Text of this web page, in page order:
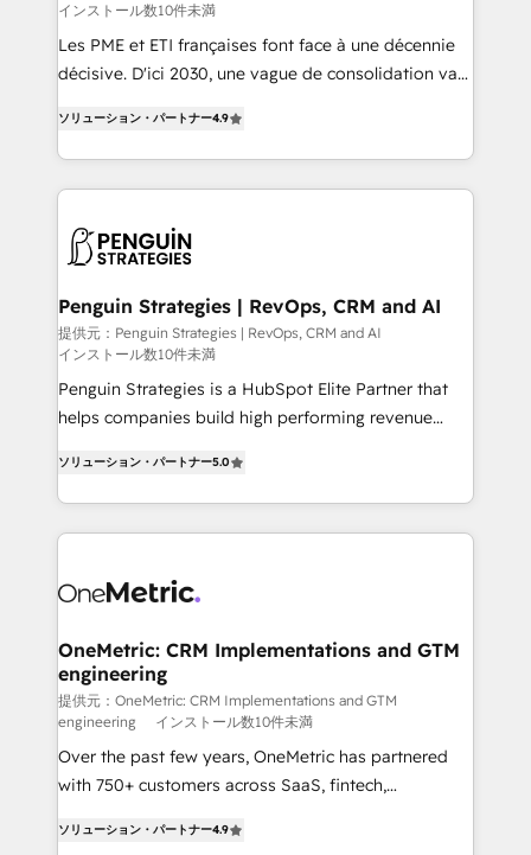
custom development, and extensibility. When you
work with Aptitude 8, you get a team – not an
individual – with embedded consulting, strategy,
100% US-based, FTE team members. We offer
project-based and managed services engagements
that include new HubSpot implementations,
integration, extensibility, custom development, and
ongoing RevOps support.
インストール数10件未満
Les PME et ETI françaises font face à une décennie
décisive. D'ici 2030, une vague de consolidation va
entreprises qui auront réussi leur transformation. Le
problème ? 58% des dirigeants savent que l'IA est
vitale pour leur survie. Mais 57% n'ont aucune
données. C'est le paradoxe français : conscience
Augmentée. Ce n'est pas une entreprise qui utilise
l'IA. C'est une organisation qui a réussi la symbiose
entre l'expertise humaine et l'intelligence artificielle.
Pas pour remplacer l'humain, mais pour l'augmenter.
Chez Ideagency, nous accompagnons cette
données unifiées, des processus alignés. Ensuite
l'augmentation : l'IA là où elle crée de la valeur. Et
surtout : l'humain qui reste au centre. Parce que la
Stand Out.
ソリューション・パートナー4.9
Penguin Strategies | RevOps, CRM and AI
提供元：Penguin Strategies | RevOps, CRM and AI
インストール数10件未満
Penguin Strategies is a HubSpot Elite Partner that
helps companies build high performing revenue
system environments and global SaaS or
manufacturing teams. Trusted by leading enterprises
and fast growing scale ups including Sony, Rapyd,
Design Automation and Uptive. 📊 RevOps & data
integrations 🤖 AI workflows & enrichment 📘 Team
enablement & company-wide adoption We create
HubSpot environments that teams use with
confidence and that leadership can rely on for
scalable revenue insights.
ソリューション・パートナー5.0
OneMetric: CRM Implementations and GTM
engineering
提供元：OneMetric: CRM Implementations and GTM
engineering
インストール数10件未満
Over the past few years, OneMetric has partnered
with 750+ customers across SaaS, fintech,
150+ HubSpot-certified experts, we deliver scalable
ソリューション・パートナー4.9